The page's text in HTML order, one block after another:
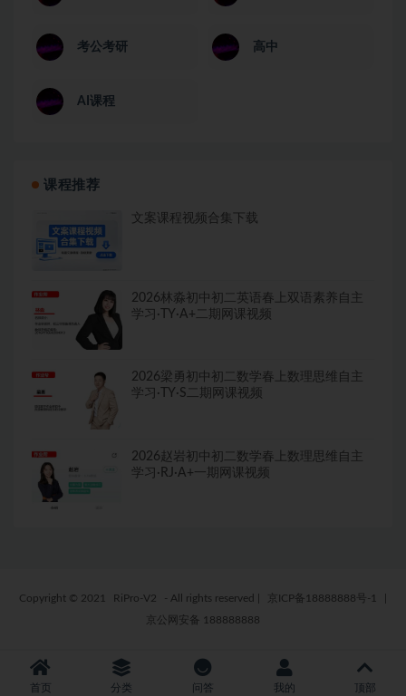
考公考研 高中
AI课程
课程推荐
文案课程视频合集下载
2026林淼初中初二英语春上双语素养自主
学习·TY·A+二期网课视频
2026梁勇初中初二数学春上数理思维自主
学习·TY·S二期网课视频
2026赵岩初中初二数学春上数理思维自主
学习·RJ·A+一期网课视频
Copyright © 2021 RiPro-V2 - All rights reserved 京ICP备18888888号-1
京公网安备 188888888
首页 分类 问答 我的 顶部